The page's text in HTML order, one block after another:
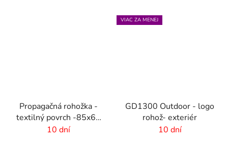
Propagačná rohožka -
textilný povrch -85x60
cm
10 dní
VIAC ZA MENEJ
GD1300 Outdoor - logo
rohož- exteriér
10 dní